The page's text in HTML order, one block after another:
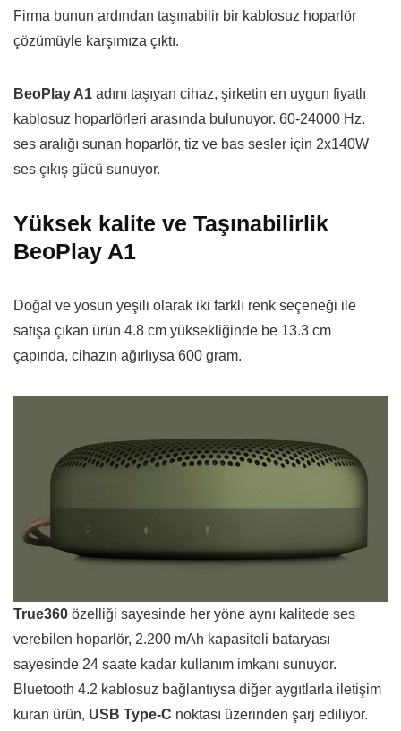
Firma bunun ardından taşınabilir bir kablosuz hoparlör
çözümüyle karşımıza çıktı.
BeoPlay A1 adını taşıyan cihaz, şirketin en uygun fiyatlı
kablosuz hoparlörleri arasında bulunuyor. 60-24000 Hz.
ses aralığı sunan hoparlör, tiz ve bas sesler için 2x140W
ses çıkış gücü sunuyor.
Yüksek kalite ve Taşınabilirlik
BeoPlay A1
Doğal ve yosun yeşili olarak iki farklı renk seçeneği ile
satışa çıkan ürün 4.8 cm yüksekliğinde be 13.3 cm
çapında, cihazın ağırlıysa 600 gram.
True360 özelliği sayesinde her yöne aynı kalitede ses
verebilen hoparlör, 2.200 mAh kapasiteli bataryası
sayesinde 24 saate kadar kullanım imkanı sunuyor.
Bluetooth 4.2 kablosuz bağlantıysa diğer aygıtlarla iletişim
kuran ürün, USB Type-C noktası üzerinden şarj ediliyor.